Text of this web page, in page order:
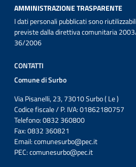
AMMINISTRAZIONE TRASPARENTE
I dati personali pubblicati sono
previste dalla direttiva comunitaria
36/2006
CONTATTI
Comune di Surbo
Via Pisanelli, 23, 73010 Surbo ( Le )
Codice fiscale / P. IVA: 01862180757
Telefono: 0832 360800
Fax: 0832 360821
Email:comunesurbo@pec.it
PEC:comunesurbo@pec.it